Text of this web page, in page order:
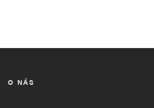
O NÁS